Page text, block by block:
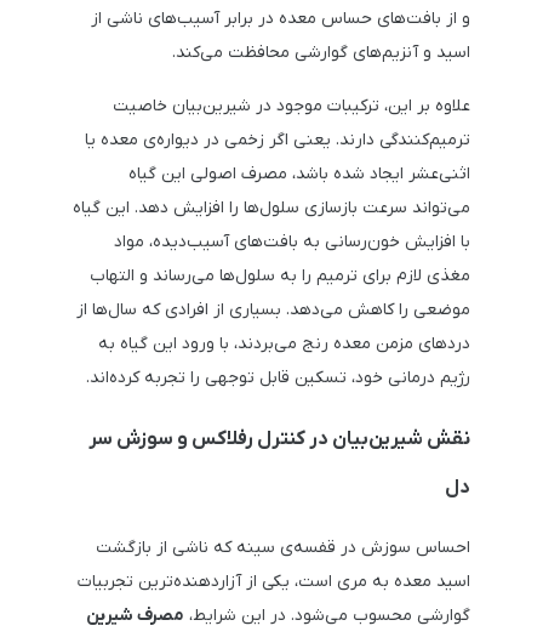
و از بافت‌های حساس معده در برابر آسیب‌های ناشی از
اسید و آنزیم‌های گوارشی محافظت می‌کند.
علاوه بر این، ترکیبات موجود در شیرین‌بیان خاصیت
ترمیم‌کنندگی دارند. یعنی اگر زخمی در دیواره‌ی معده یا
اثنی‌عشر ایجاد شده باشد، مصرف اصولی این گیاه
می‌تواند سرعت بازسازی سلول‌ها را افزایش دهد. این گیاه
با افزایش خون‌رسانی به بافت‌های آسیب‌دیده، مواد
مغذی لازم برای ترمیم را به سلول‌ها می‌رساند و التهاب
موضعی را کاهش می‌دهد. بسیاری از افرادی که سال‌ها از
دردهای مزمن معده رنج می‌بردند، با ورود این گیاه به
رژیم درمانی خود، تسکین قابل توجهی را تجربه کرده‌اند.
نقش شیرین‌بیان در کنترل رفلاکس و سوزش سر
دل
احساس سوزش در قفسه‌ی سینه که ناشی از بازگشت
اسید معده به مری است، یکی از آزاردهنده‌ترین تجربیات
گوارشی محسوب می‌شود. در این شرایط، مصرف شیرین